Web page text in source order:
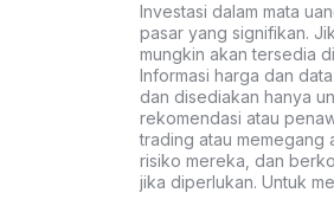
Investasi dalam mata
pasar yang signifikan.
mungkin akan tersedia
Informasi harga dan
dan disediakan hanya
rekomendasi atau
trading atau memegang
risiko mereka, dan
jika diperlukan. Untuk